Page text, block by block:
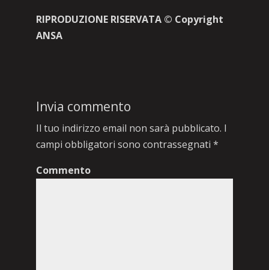
RIPRODUZIONE RISERVATA © Copyright
ANSA
Invia commento
Il tuo indirizzo email non sarà pubblicato. I
campi obbligatori sono contrassegnati *
Commento